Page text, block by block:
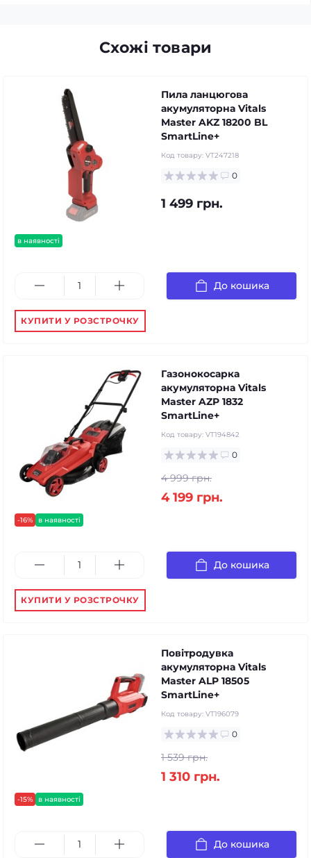
Схожі товари
в наявності
Пила ланцюгова
акумуляторна Vitals
Master AKZ 18200 BL
SmartLine+
Код товару: VT247218
0
1 499 грн.
До кошика
КУПИТИ У РОЗСТРОЧКУ
-16% в наявності
Газонокосарка
акумуляторна Vitals
Master AZP 1832
SmartLine+
Код товару: VT194842
0
4 999 грн.
4 199 грн.
До кошика
КУПИТИ У РОЗСТРОЧКУ
-15% в наявності
Повітродувка
акумуляторна Vitals
Master ALP 18505
SmartLine+
Код товару: VT196079
0
1 539 грн.
1 310 грн.
До кошика